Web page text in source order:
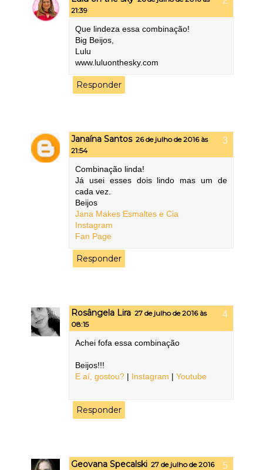
21:39
Que lindeza essa combinação!
Big Beijos,
Lulu
www.luluonthesky.com
Responder
Janaína Santos 26 de julho de 2016 às
21:54
Combinação linda!
Já usei esses dois lindo mas um de
cada vez.
Beijos
Jana Makes Esmaltes e Cia
Instagram
Fan Page
Responder
Rosângela Lira 27 de julho de 2016 às
08:15
Achei fofa essa combinação
Beijos!!!
E aí, gostou? | Instagram |Youtube
Responder
Geovana Specalski 27 de julho de 2016